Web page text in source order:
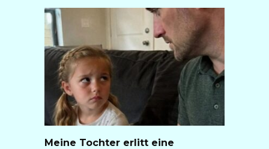
Meine Tochter erlitt eine